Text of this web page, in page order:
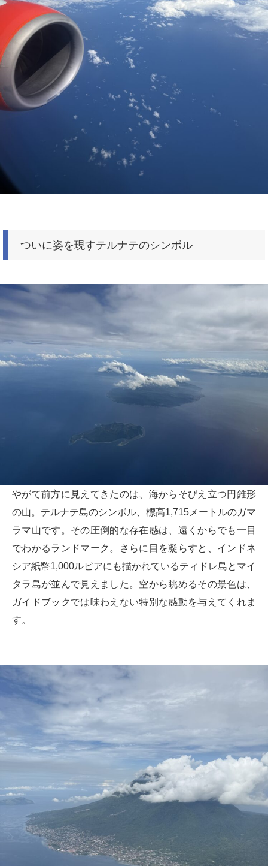
ついに姿を現すテルナテのシンボル
やがて前方に見えてきたのは、海からそびえ立つ円錐形
の山。テルナテ島のシンボル、標高1,715メートルのガマ
ラマ山です。その圧倒的な存在感は、遠くからでも一目
でわかるランドマーク。さらに目を凝らすと、インドネ
シア紙幣1,000ルピアにも描かれているティドレ島とマイ
タラ島が並んで見えました。空から眺めるその景色は、
ガイドブックでは味わえない特別な感動を与えてくれま
す。